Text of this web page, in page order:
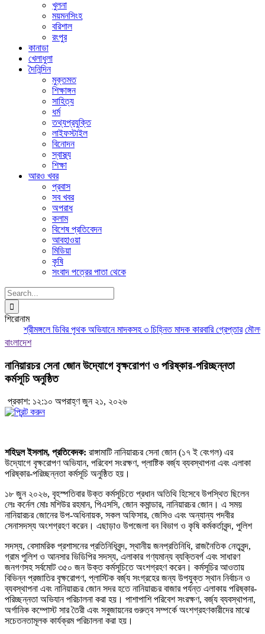
খুলনা
ময়মনসিংহ
বরিশাল
রংপুর
কানাডা
খেলাধুলা
দৈনিন্দিন
মুক্তমত
শিক্ষাঙ্গন
সাহিত্য
ধর্ম
তথ্যপ্রযুক্তি
লাইফস্টাইল
বিনোদন
স্বাস্থ্য
শিক্ষা
আরও খবর
প্রবাস
সব খবর
অপরাধ
কলাম
বিশেষ প্রতিবেদন
আবহাওয়া
মিডিয়া
কৃষি
সংবাদ পত্রের পাতা থেকে
Search
for:
শিরোনাম
শ্রীমঙ্গলে ডিবির পৃথক অভিযানে মাদকসহ ৩ চিহ্নিত মাদক কারবারি গ্রেপ্তার
বাংলাদেশ
নানিয়ারচর সেনা জোন উদ্যোগে বৃক্ষরোপণ ও পরিষ্কার-পরিচ্ছন্নতা
কর্মসূচি অনুষ্ঠিত
প্রকাশ: ১২:১০ অপরাহ্ণ জুন ২১, ২০২৬
শহিদুল ইসলাম, প্রতিবেদক: রাঙ্গামাটি নানিয়ারচর সেনা জোন (১৭ ই বেংগল) এর
উদ্যোগে বৃক্ষরোপণ অভিযান, পরিবেশ সংরক্ষণ, প্লাষ্টিক বর্জ্য ব্যবস্থাপনা এবং এলাকা
পরিষ্কার-পরিচ্ছন্নতা কর্মসূচি অনুষ্ঠিত হয়।
১৮ জুন ২০২৬, বৃহস্পতিবার উক্ত কর্মসূচিতে প্রধান অতিথি হিসেবে উপস্থিত ছিলেন
লেঃ কর্নেল মোঃ মশিউর রহমান, পিএসসি, জোন কমান্ডার, নানিয়ারচর জোন। এ সময়
নানিয়ারচর জোনের উপ-অধিনায়ক, সকল অফিসার, জেসিও এবং অন্যান্য পদবীর
সেনাসদস্য অংশগ্রহণ করেন। এছাড়াও উপজেলা বন বিভাগ ও কৃষি কর্মকর্তাবৃন্দ, পুলিশ
সদস্য, বেসামরিক প্রশাসনের প্রতিনিধিবৃন্দ, স্থানীয় জনপ্রতিনিধি, রাজনৈতিক নেতৃবৃন্দ,
গ্রাম পুলিশ ও আনসার ভিডিপির সদস্য, এলাকার গণ্যমান্য ব্যক্তিবর্গ এবং সাধারণ
জনগণসহ সর্বমোট ৩৫০ জন উক্ত কর্মসূচিতে অংশগ্রহণ করেন। কর্মসূচির আওতায়
বিভিন্ন প্রজাতির বৃক্ষরোপণ, প্লাস্টিক বর্জ্য সংগ্রহের জন্য উপযুক্ত স্থান নির্বাচন ও
ব্যবস্থাপনা এবং নানিয়ারচর জোন সদর হতে নানিয়ারচর বাজার পর্যন্ত এলাকায় পরিষ্কার-
পরিচ্ছন্নতা অভিযান পরিচালনা করা হয়। পাশাপাশি পরিবেশ সংরক্ষণ, বর্জ্য ব্যবস্থাপনা,
অর্গানিক কম্পোস্ট সার তৈরী এবং সবুজায়নের গুরুত্ব সম্পর্কে অংশগ্রহণকারীদের মাঝে
সচেতনতামূলক কার্যক্রম পরিচালনা করা হয়।